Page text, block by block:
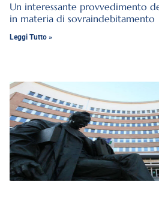
Un interessante provvedimento
in materia di sovraindebitamento
Leggi Tutto »